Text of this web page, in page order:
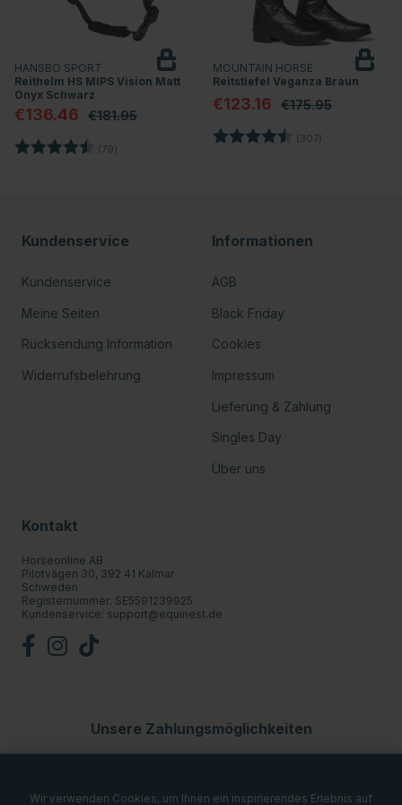
HANSBO SPORT
Reithelm HS MIPS Vision Matt
Onyx Schwarz
€136.46 €181.95
Bewertung: (79)
MOUNTAIN HORSE
Reitstiefel Veganza Braun
€123.16 €175.95
Bewertung: (307)
Kundenservice
Kundenservice
Meine Seiten
Rücksendung Information
Widerrufsbelehrung
Informationen
AGB
Black Friday
Cookies
Impressum
Lieferung & Zahlung
Singles Day
Über uns
Kontakt
Horseonline AB
Pilotvägen 30, 392 41 Kalmar
Schweden
Registernummer: SE5591239925
Kundenservice: support@equinest.de
Unsere Zahlungsmöglichkeiten
Wir verwenden Cookies, um Ihnen ein inspirierendes Erlebnis auf